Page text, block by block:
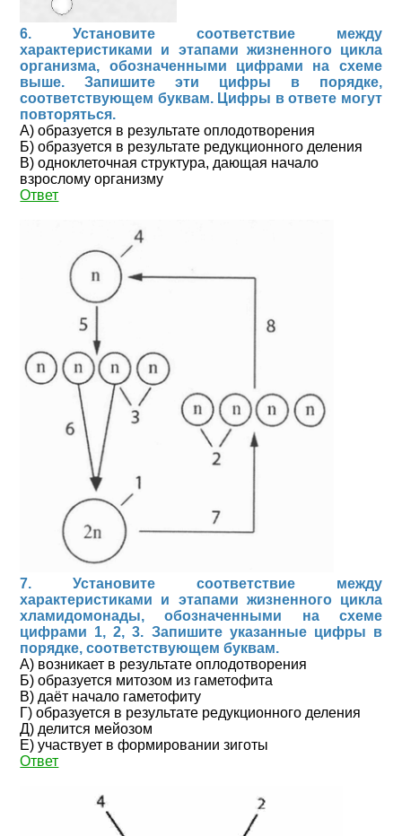
6. Установите соответствие между
характеристиками и этапами жизненного цикла
организма, обозначенными цифрами на схеме
выше. Запишите эти цифры в порядке,
соответствующем буквам. Цифры в ответе могут
повторяться.
А) образуется в результате оплодотворения
Б) образуется в результате редукционного деления
В) одноклеточная структура, дающая начало
взрослому организму
Ответ
7. Установите соответствие между
характеристиками и этапами жизненного цикла
хламидомонады, обозначенными на схеме
цифрами 1, 2, 3. Запишите указанные цифры в
порядке, соответствующем буквам.
А) возникает в результате оплодотворения
Б) образуется митозом из гаметофита
В) даёт начало гаметофиту
Г) образуется в результате редукционного деления
Д) делится мейозом
Е) участвует в формировании зиготы
Ответ